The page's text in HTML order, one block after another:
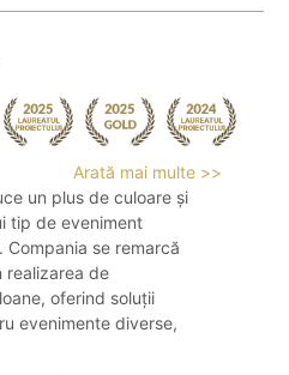
Arată mai multe >>
un plus de culoare și
tip de eveniment
Compania se remarcă
realizarea de
oferind soluții
evenimente diverse,